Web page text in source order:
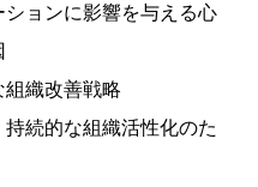
ションに影響を与える心
組織改善戦略
持続的な組織活性化のた